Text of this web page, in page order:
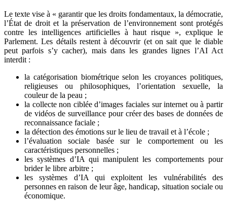
Le texte vise à « garantir que les droits fondamentaux, la démocratie,
l’État de droit et la préservation de l’environnement sont protégés
contre les intelligences artificielles à haut risque », explique le
Parlement. Les détails restent à découvrir (et on sait que le diable
peut parfois s’y cacher), mais dans les grandes lignes l’AI Act
interdit :
la catégorisation biométrique selon les croyances politiques,
religieuses ou philosophiques, l’orientation sexuelle, la
couleur de la peau ;
la collecte non ciblée d’images faciales sur internet ou à partir
de vidéos de surveillance pour créer des bases de données de
reconnaissance faciale ;
la détection des émotions sur le lieu de travail et à l’école ;
l’évaluation sociale basée sur le comportement ou les
caractéristiques personnelles ;
les systèmes d’IA qui manipulent les comportements pour
brider le libre arbitre ;
les systèmes d’IA qui exploitent les vulnérabilités des
personnes en raison de leur âge, handicap, situation sociale ou
économique.